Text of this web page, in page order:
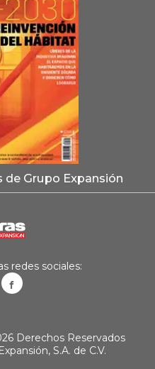
Grupo Expansión
redes sociales:
Derechos Reservados
Expansión, S.A. de C.V.